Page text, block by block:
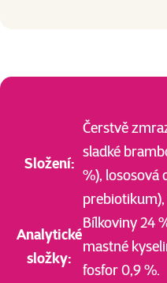
Složení:
Čerstvě
sladké
%), lososová
Analytické
složky:
Bílkoviny 24
mastné
fosfor 0,9 %.